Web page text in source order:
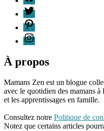
T
P
I
À propos
Mamans Zen est un blogue
avec le quotidien des mamans
et les apprentissages en famille.
Consultez notre Politique de
Notez que certains articles